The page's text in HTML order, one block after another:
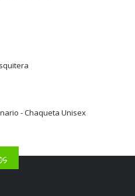
- Chaqueta Unisex